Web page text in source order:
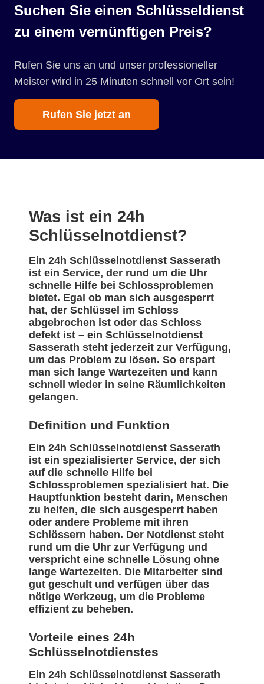
Suchen Sie einen Schlüsseldienst
zu einem vernünftigen Preis?
Rufen Sie uns an und unser professioneller
Meister wird in 25 Minuten schnell vor Ort sein!
Rufen Sie jetzt an
Was ist ein 24h
Schlüsselnotdienst?
Ein 24h Schlüsselnotdienst Sasserath
ist ein Service, der rund um die Uhr
schnelle Hilfe bei Schlossproblemen
bietet. Egal ob man sich ausgesperrt
hat, der Schlüssel im Schloss
abgebrochen ist oder das Schloss
defekt ist – ein Schlüsselnotdienst
Sasserath steht jederzeit zur Verfügung,
um das Problem zu lösen. So erspart
man sich lange Wartezeiten und kann
schnell wieder in seine Räumlichkeiten
gelangen.
Definition und Funktion
Ein 24h Schlüsselnotdienst Sasserath
ist ein spezialisierter Service, der sich
auf die schnelle Hilfe bei
Schlossproblemen spezialisiert hat. Die
Hauptfunktion besteht darin, Menschen
zu helfen, die sich ausgesperrt haben
oder andere Probleme mit ihren
Schlössern haben. Der Notdienst steht
rund um die Uhr zur Verfügung und
verspricht eine schnelle Lösung ohne
lange Wartezeiten. Die Mitarbeiter sind
gut geschult und verfügen über das
nötige Werkzeug, um die Probleme
effizient zu beheben.
Vorteile eines 24h
Schlüsselnotdienstes
Ein 24h Schlüsselnotdienst Sasserath